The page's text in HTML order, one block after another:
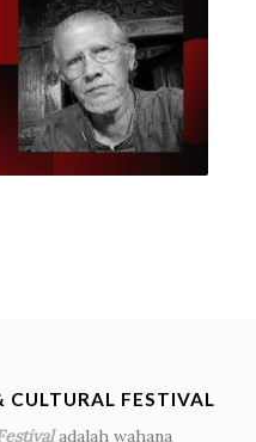
CULTURAL FESTIVAL
adalah wahana